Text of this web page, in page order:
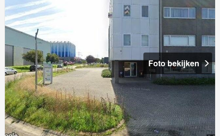
Foto bekijken